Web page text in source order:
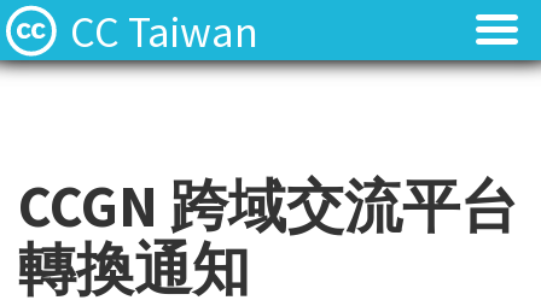
CC Taiwan
CCGN 跨域交流平台
轉換通知